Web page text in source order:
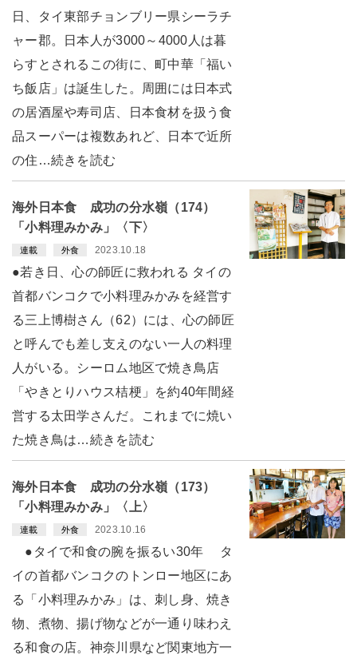
日、タイ東部チョンブリー県シーラチ
ャー郡。日本人が3000～4000人は暮
らすとされるこの街に、町中華「福い
ち飯店」は誕生した。周囲には日本式
の居酒屋や寿司店、日本食材を扱う食
品スーパーは複数あれど、日本で近所
の住…続きを読む
海外日本食 成功の分水嶺（174）
「小料理みかみ」〈下〉
連載 外食 2023.10.18
●若き日、心の師匠に救われる タイの
首都バンコクで小料理みかみを経営す
る三上博樹さん（62）には、心の師匠
と呼んでも差し支えのない一人の料理
人がいる。シーロム地区で焼き鳥店
「やきとりハウス桔梗」を約40年間経
営する太田学さんだ。これまでに焼い
た焼き鳥は…続きを読む
海外日本食 成功の分水嶺（173）
「小料理みかみ」〈上〉
連載 外食 2023.10.16
●タイで和食の腕を振るい30年 タ
イの首都バンコクのトンロー地区にあ
る「小料理みかみ」は、刺し身、焼き
物、煮物、揚げ物などが一通り味わえ
る和食の店。神奈川県など関東地方一